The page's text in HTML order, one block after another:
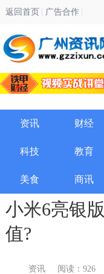
返回首页 广告合作
资讯 财经
科技 教育
美食 商讯
小米6亮银
值?
资讯 阅读：926